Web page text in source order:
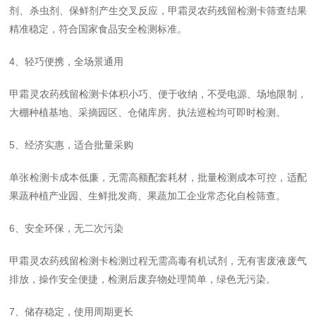
剂、杀虫剂、保鲜剂产生交叉反应，甲霜灵农药残留检测卡筛查结果
精准稳定，符合国家食品安全检测标准。
4、轻巧便携，全场景通用
甲霜灵农药残留检测卡体积小巧、便于收纳，不受电源、场地限制，
大棚种植基地、采摘园区、仓储库房、执法巡检均可即时检测。
5、经济实惠，适合批量采购
单张检测卡成本低廉，无需高额配套耗材，批量检测成本可控，适配
果蔬种植产业园、生鲜批发商、果蔬加工企业常态化自检筛查。
6、安全环保，无二次污染
甲霜灵农药残留检测卡检测过程无需高毒有机试剂，无有害废液废气
排放，操作安全便捷，检测后废弃物处理简单，绿色无污染。
7、储存稳定，使用周期更长